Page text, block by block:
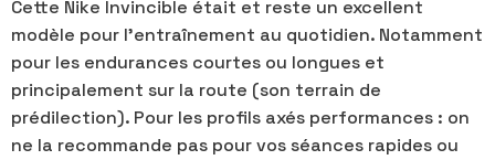
Cette Nike Invincible était et reste un excellent
modèle pour l’entraînement au quotidien. Notamment
pour les endurances courtes ou longues et
principalement sur la route (son terrain de
prédilection). Pour les profils axés performances : on
ne la recommande pas pour vos séances rapides ou